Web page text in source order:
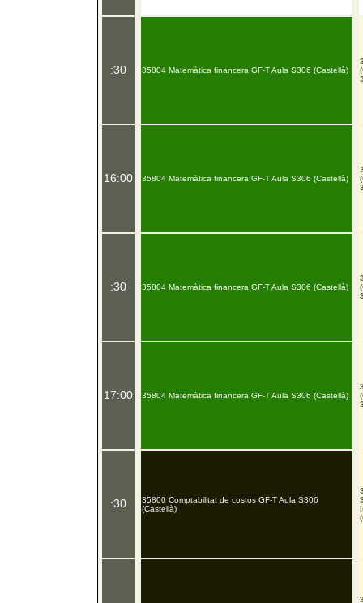
:30
16:00
:30
17:00
:30
35804 Matemàtica financera GF-T Aula S306 (Castellà)
35804 Matemàtica financera GF-T Aula S306 (Castellà)
35804 Matemàtica financera GF-T Aula S306 (Castellà)
35804 Matemàtica financera GF-T Aula S306 (Castellà)
35800 Comptabilitat de costos GF-T Aula S306
(Castellà)